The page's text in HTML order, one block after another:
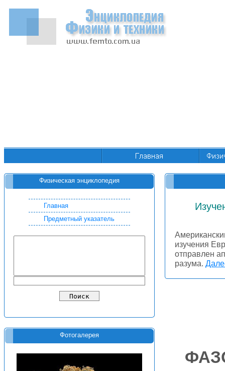
Физическая энциклопедия
Главная
Предметный указатель
Фотогалерея
изучения
отправлен
разума.